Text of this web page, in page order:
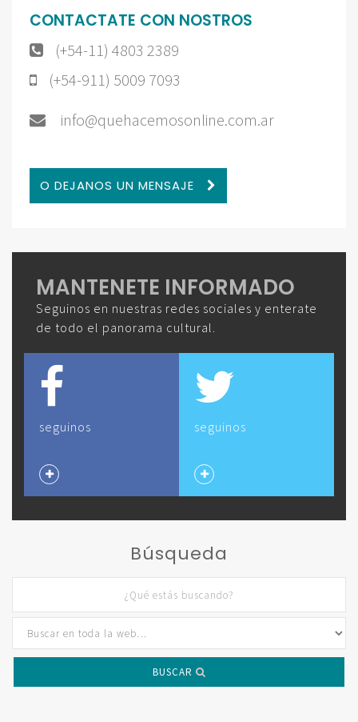
CONTACTATE CON NOSTROS
(+54-11) 4803 2389
(+54-911) 5009 7093
info@quehacemosonline.com.ar
O DEJANOS UN MENSAJE
MANTENETE INFORMADO
Seguinos en nuestras redes sociales y enterate
de todo el panorama cultural.
seguinos seguinos
Búsqueda
BUSCAR